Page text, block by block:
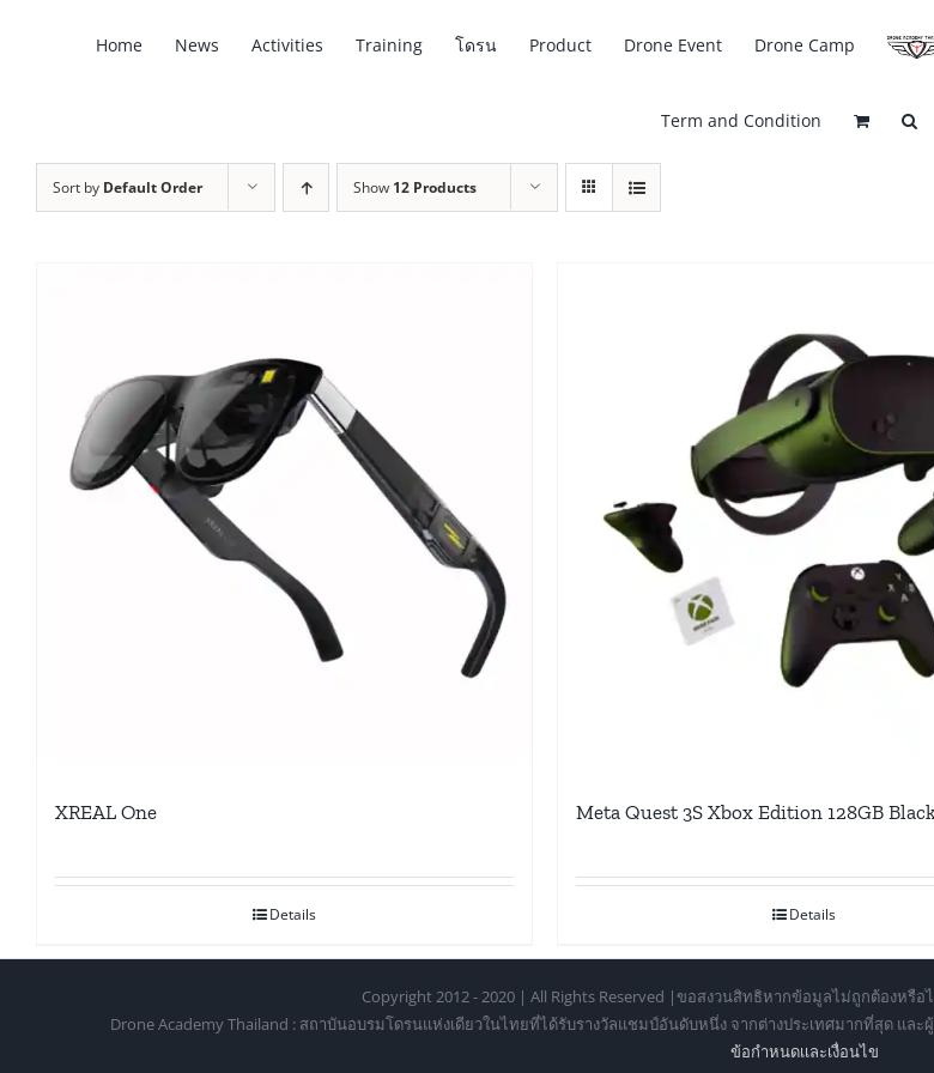
Home News Activities Training โดรน Product Drone Event Drone Camp
Term and Condition
Sort by Default Order Show 12 Products
XREAL One
Details
Meta Quest 3S Xbox Edition 128GB
Details
Copyright 2012 - 2020 | All Rights Reserved |ขอสงวนสิทธิหากข้อมูลไม่ถูกต้องหรื
Drone Academy Thailand : สถาบันอบรมโดรนแห่งเดียวในไทยที่ได้รับรางวัลแชมป์อันดับหนึ่ง จากต่างประเทศมากที่สุด และ
ข้อกำหนดเเละเงื่อนไข